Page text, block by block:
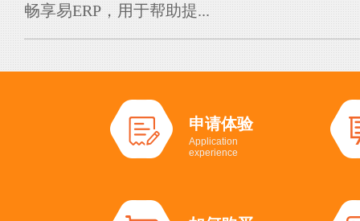
畅享易ERP，用于帮助提...
申请体验
Application
experience